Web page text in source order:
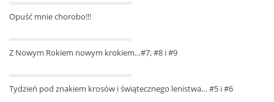
Opuść mnie chorobo!!!
Z Nowym Rokiem nowym krokiem…#7, #8 i #9
Tydzień pod znakiem krosów i świątecznego lenistwa… #5 i #6